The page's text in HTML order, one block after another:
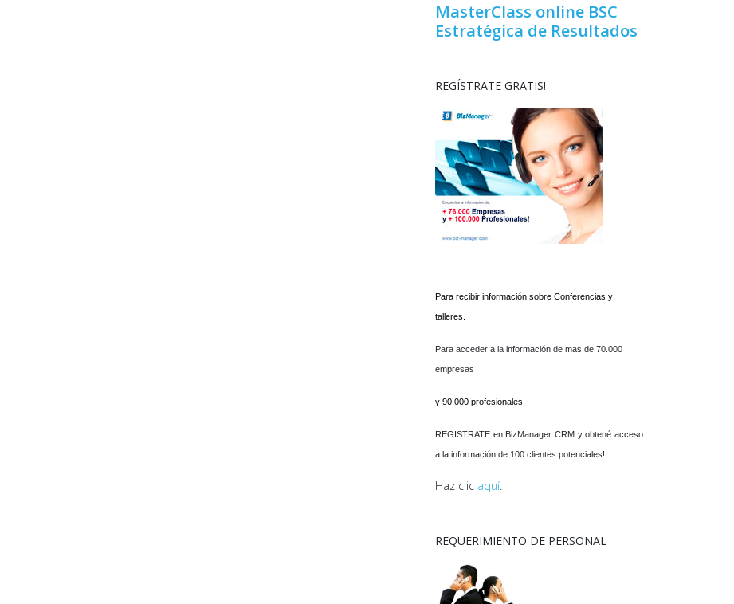
MasterClass online BSC
Estratégica de Resultados
REGÍSTRATE GRATIS!
Para recibir información sobre Conferencias y
talleres.
Para acceder a la información de mas de 70.000
empresas
y 90.000 profesionales.
REGISTRATE en BizManager CRM y obtené acceso
a la información de 100 clientes potenciales!
Haz clic aquí.
REQUERIMIENTO DE PERSONAL